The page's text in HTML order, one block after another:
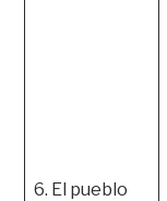
6. El pueblo